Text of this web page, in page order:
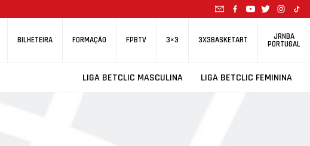
BILHETEIRA FORMAÇÃO FPBTV 3×3 3X3BASKETART JRNBA
PORTUGAL
LIGA BETCLIC MASCULINA LIGA BETCLIC FEMININA